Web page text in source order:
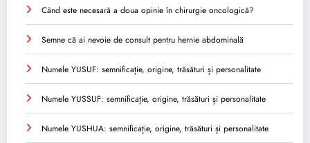
Când este necesară a doua opinie în chirurgie oncologică?
Semne că ai nevoie de consult pentru hernie abdominală
Numele YUSUF: semnificație, origine, trăsături și personalitate
Numele YUSSUF: semnificație, origine, trăsături și personalitate
Numele YUSHUA: semnificație, origine, trăsături și personalitate